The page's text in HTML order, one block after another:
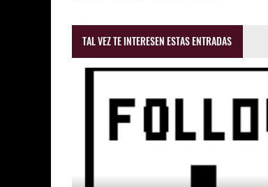
TAL VEZ TE INTERESEN ESTAS ENTRADAS